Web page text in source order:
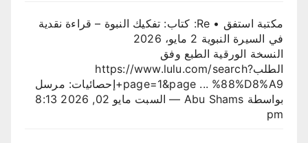
مكتبة استفق • Re: كتاب: تفكيك النبوة – قراءة نقدية
في السيرة النبوية 2 مايو، 2026
النسخة الورقية الطبع وفق
الطلبhttps://www.lulu.com/search?
page=1&page ... %88%D8%A9+إحصائيات: مرسل
بواسطة Abu Shams — السبت مايو 02, 2026 8:13
pm